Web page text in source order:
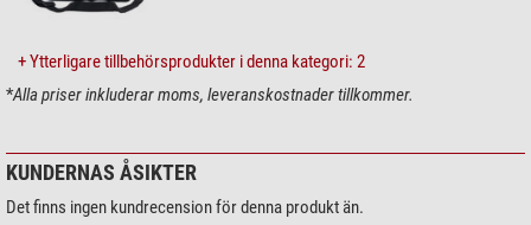
+ Ytterligare tillbehörsprodukter i denna kategori: 2
*Alla priser inkluderar moms, leveranskostnader tillkommer.
KUNDERNAS ÅSIKTER
Det finns ingen kundrecension för denna produkt än.